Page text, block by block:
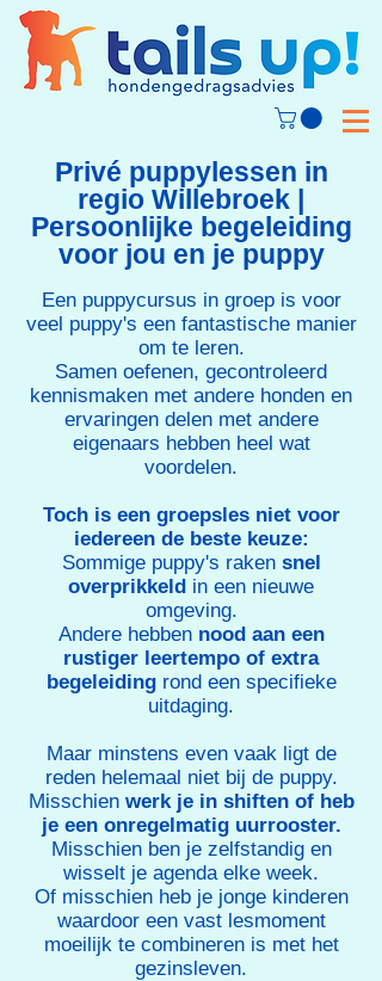
Privé puppylessen in
regio Willebroek |
Persoonlijke begeleiding
voor jou en je puppy
Een puppycursus in groep is voor
veel puppy's een fantastische manier
om te leren.
Samen oefenen, gecontroleerd
kennismaken met andere honden en
ervaringen delen met andere
eigenaars hebben heel wat
voordelen.​
Toch is een groepsles niet voor
iedereen de beste keuze:
Sommige puppy's raken snel
overprikkeld in een nieuwe
omgeving.
Andere hebben nood aan een
rustiger leertempo of extra
begeleidingrond een specifieke
uitdaging.
Maar minstens even vaak ligt de
reden helemaal niet bij de puppy.
Misschien werk je in shiften of heb
je een onregelmatig uurrooster.
Misschien ben je zelfstandig en
wisselt je agenda elke week.
Of misschien heb je jonge kinderen
waardoor een vast lesmoment
moeilijk te combineren is met het
gezinsleven.